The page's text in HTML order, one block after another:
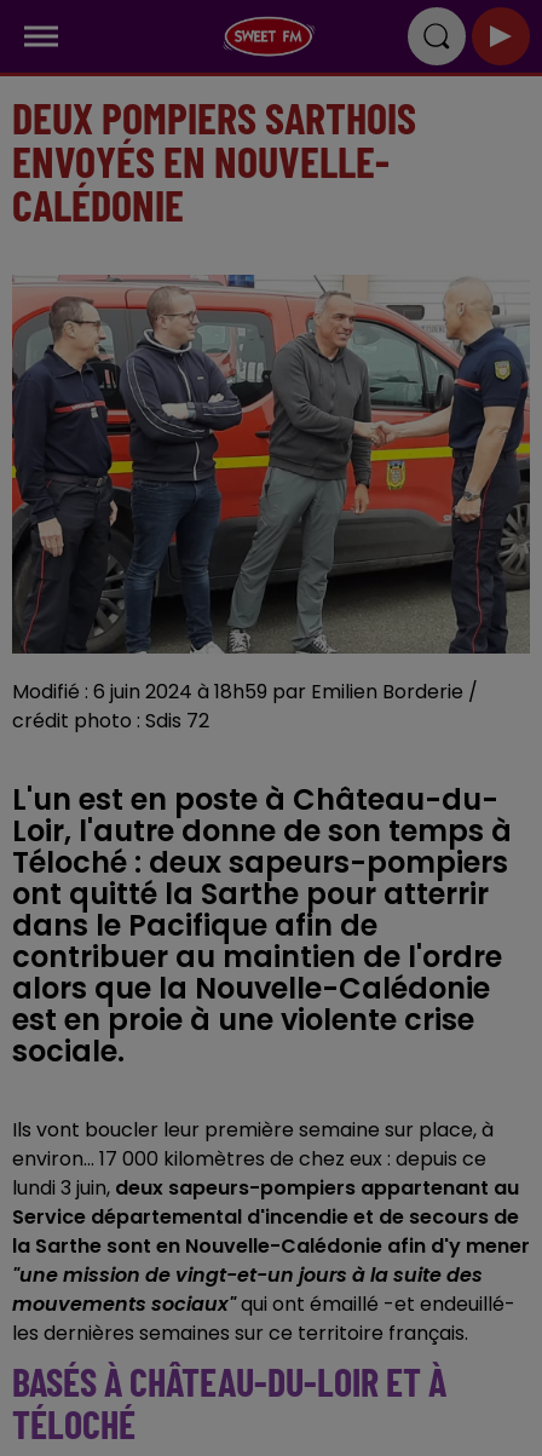
DEUX POMPIERS SARTHOIS
ENVOYÉS EN NOUVELLE-
CALÉDONIE
Modifié : 6 juin 2024 à 18h59 par Emilien Borderie /
crédit photo : Sdis 72
L'un est en poste à Château-du-
Loir, l'autre donne de son temps à
Téloché : deux sapeurs-pompiers
ont quitté la Sarthe pour atterrir
dans le Pacifique afin de
contribuer au maintien de l'ordre
alors que la Nouvelle-Calédonie
est en proie à une violente crise
sociale.
Ils vont boucler leur première semaine sur place, à
environ... 17 000 kilomètres de chez eux : depuis ce
lundi 3 juin, deux sapeurs-pompiers appartenant au
Service départemental d'incendie et de secours de
la Sarthe sont en Nouvelle-Calédonie afin d'y mener
"une mission de vingt-et-un jours à la suite des
mouvements sociaux"qui ont émaillé -et endeuillé-
les dernières semaines sur ce territoire français.
BASÉS À CHÂTEAU-DU-LOIR ET À
TÉLOCHÉ